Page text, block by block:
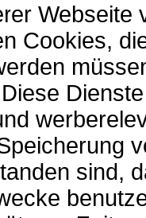
Webseite
Cookies,
sind,